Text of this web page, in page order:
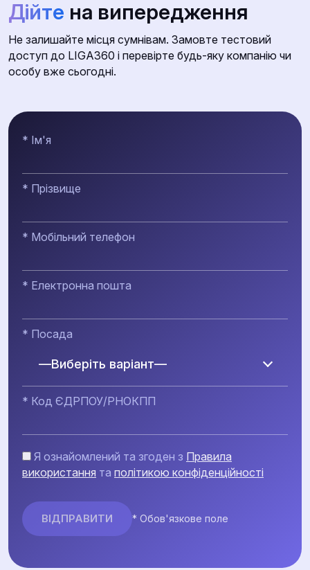
Дійте на випередження
Не залишайте місця сумнівам. Замовте тестовий
доступ до LIGA360 і перевірте будь-яку компанію чи
особу вже сьогодні.
* Ім'я
* Прізвище
* Мобільний телефон
* Електронна пошта
* Посада
—Виберіть варіант—
* Код ЄДРПОУ/РНОКПП
Я ознайомлений та згоден з Правила
використання та політикою конфіденційності
* Обов'язкове поле